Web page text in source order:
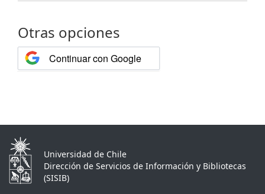
Otras opciones
Continuar con Google
Universidad de Chile
Dirección de Servicios de Información y Bibliotecas
(SISIB)